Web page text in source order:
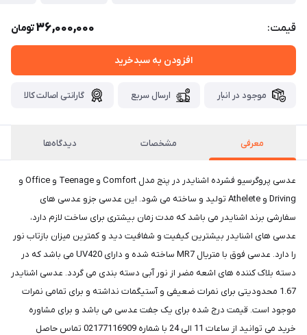
قیمت: 36,000,000تومان
افزودن به سبدخرید
موجود در انبار ارسال سریع گارانتی اصالت کالا
معرفی مشخصات دیدگاه‌ها
عدسی پروگرسیو فشرده اشنایدر در پنج مدل Comfort و Teenage و Office و
Driving و Athelete تولید و ساخته می شود. این عدسی جزو عدسی های
سفارشی برند اشنایدر می باشد که مدت زمان بیشتری برای ساخت لازم دارد،
عدسی های اشنایدر بیشترین کیفیت و شفافیت دید و کمترین میزان بازتاب نور
را دارد. عدسی فوق با متریال MR7 ساخته شده و دارای UV420 می باشد که در
دسته بلاک کننده های اشعه مضر از نور آبی دسته بندی می گردد. عدسی اشنایدر
1.67 محدودیتی برای نمرات ضعیفی و آستیگمات نداشته و برای تمامی نمرات
موجود است. قیمت درج شده برای یک جفت عدسی می باشد و برای مشاوره
خرید می توانید از ساعات 11 الی 24 با شماره 02177116909 تماس حاصل